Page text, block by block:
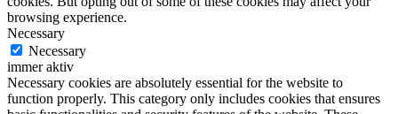
browsing experience.
Necessary
Necessary
immer aktiv
Necessary cookies are absolutely essential for the website to
function properly. This category only includes cookies that ensures